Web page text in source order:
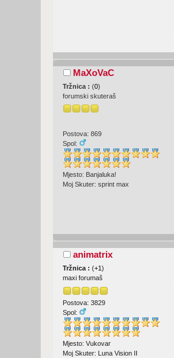
MaXoVaC
Tržnica :(0)
forumski skuteraš
Postova: 869
Spol:
Mjesto: Banjaluka!
Moj Skuter: sprint max
animatrix
Tržnica :(+1)
maxi forumaš
Postova: 3829
Spol:
Mjesto: Vukovar
Moj Skuter: Luna Vision II